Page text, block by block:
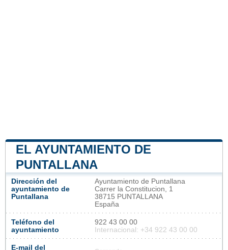
EL AYUNTAMIENTO DE
PUNTALLANA
Dirección del
ayuntamiento de
Puntallana
Ayuntamiento de Puntallana
Carrer la Constitucion, 1
38715 PUNTALLANA
España
Teléfono del
ayuntamiento
922 43 00 00
Internacional: +34 922 43 00 00
E-mail del